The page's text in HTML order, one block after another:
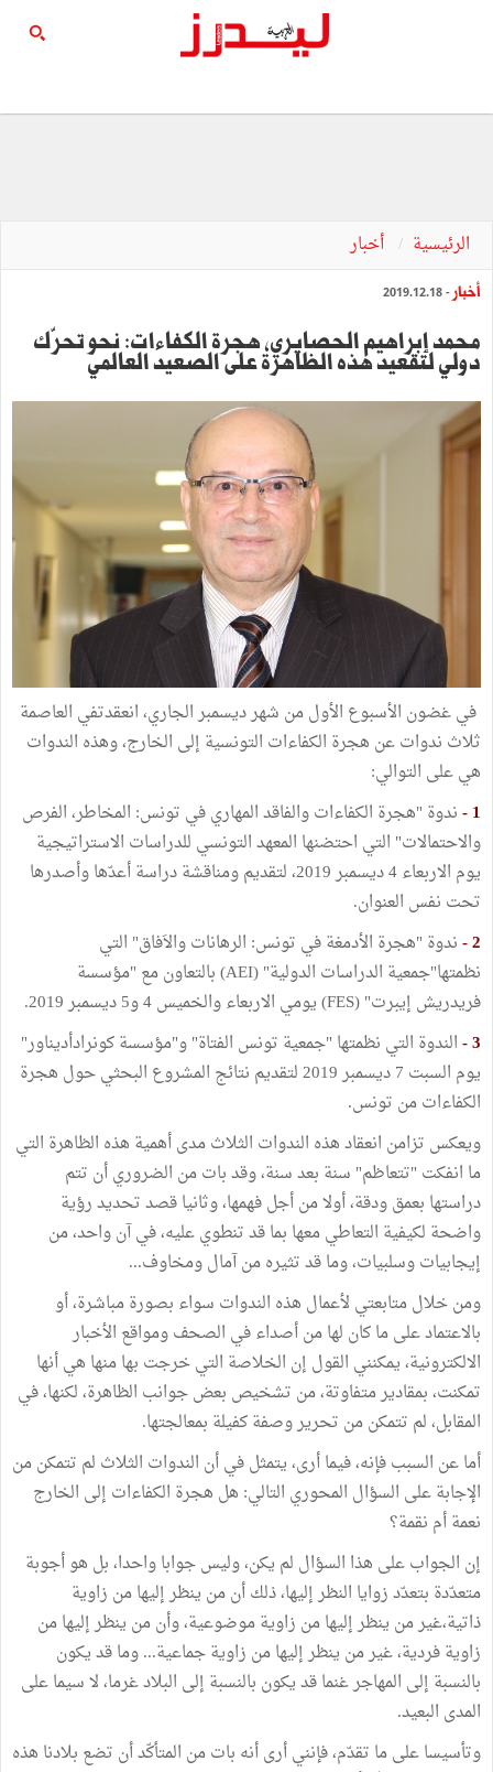
الرئيسية أخبار
أخبار - 2019.12.18
محمد إبراهيم الحصايري, هجرة الكفاءات: نحو تحرّك
دولي لتقعيد هذه الظاهرة على الصعيد العالمي
في غضون الأسبوع الأول من شهر ديسمبر الجاري، انعقدتفي العاصمة
ثلاث ندوات عن هجرة الكفاءات التونسية إلى الخارج، وهذه الندوات
هي على التوالي:
1 - ندوة "هجرة الكفاءات والفاقد المهاري في تونس: المخاطر، الفرص
والاحتمالات" التي احتضنها المعهد التونسي للدراسات الاستراتيجية
يوم الاربعاء 4 ديسمبر 2019، لتقديم ومناقشة دراسة أعدّها وأصدرها
تحت نفس العنوان.
2 - ندوة "هجرة الأدمغة في تونس: الرهانات والاَفاق" التي
نظمتها"جمعية الدراسات الدولية" (AEI) بالتعاون مع "مؤسسة
فريدريش إيبرت" (FES) يومي الاربعاء والخميس 4 و5 ديسمبر 2019.
3 - الندوة التي نظمتها "جمعية تونس الفتاة" و"مؤسسة كونرادأديناور"
يوم السبت 7 ديسمبر 2019 لتقديم نتائج المشروع البحثي حول هجرة
الكفاءات من تونس.
ويعكس تزامن انعقاد هذه الندوات الثلاث مدى أهمية هذه الظاهرة التي
ما انفكت "تتعاظم" سنة بعد سنة، وقد بات من الضروري أن تتم
دراستها بعمق ودقة، أولا من أجل فهمها، وثانيا قصد تحديد رؤية
واضحة لكيفية التعاطي معها بما قد تنطوي عليه، في آن واحد، من
إيجابيات وسلبيات، وما قد تثيره من آمال ومخاوف...
ومن خلال متابعتي لأعمال هذه الندوات سواء بصورة مباشرة، أو
بالاعتماد على ما كان لها من أصداء في الصحف ومواقع الأخبار
الالكترونية، يمكنني القول إن الخلاصة التي خرجت بها منها هي أنها
تمكنت، بمقادير متفاوتة، من تشخيص بعض جوانب الظاهرة، لكنها، في
المقابل، لم تتمكن من تحرير وصفة كفيلة بمعالجتها.
أما عن السبب فإنه، فيما أرى، يتمثل في أن الندوات الثلاث لم تتمكن من
الإجابة على السؤال المحوري التالي: هل هجرة الكفاءات إلى الخارج
نعمة أم نقمة؟
إن الجواب على هذا السؤال لم يكن، وليس جوابا واحدا، بل هو أجوبة
متعدّدة بتعدّد زوايا النظر إليها، ذلك أن من ينظر إليها من زاوية
ذاتية،غير من ينظر إليها من زاوية موضوعية، وأن من ينظر إليها من
زاوية فردية، غير من ينظر إليها من زاوية جماعية... وما قد يكون
بالنسبة إلى المهاجر غنما قد يكون بالنسبة إلى البلاد غرما، لا سيما على
المدى البعيد.
وتأسيسا على ما تقدّم، فإنني أرى أنه بات من المتأكّد أن تضع بلادنا هذه